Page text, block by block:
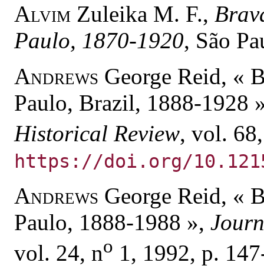
Alvim Zuleika M. F.,
Paulo, 1870-1920, São
Andrews George Reid, «
Paulo, Brazil, 1888-1928
Historical Review, vol.
https://doi.org/
Andrews George Reid, «
Paulo, 1888-1988 »,
vol. 24, no 1, 1992, p.